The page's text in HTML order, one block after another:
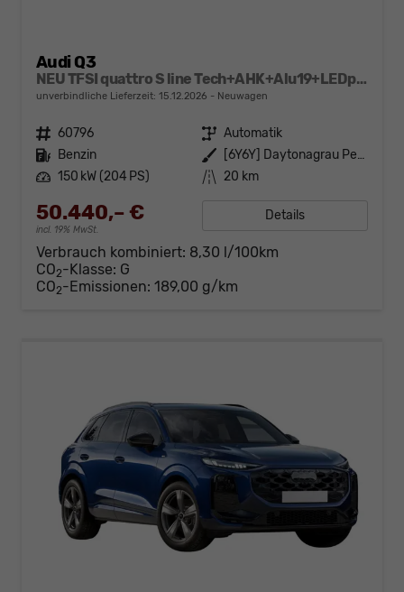
Audi Q3
NEU TFSI quattro S line Tech+AHK+Alu19+LEDplus+KlimaPlus+ExtSchwarz
unverbindliche Lieferzeit: 15.12.2026 Neuwagen
Fahrzeugnr. 60796 Getriebe Automatik
Kraftstoff Benzin Außenfarbe
[6Y6Y] Daytonagrau Perleffekt
Leistung 150 kW (204 PS) Kilometerstand 20 km
50.440,– €
incl. 19% MwSt.
Details
Verbrauch kombiniert: 8,30 l/100km
CO2-Klasse: G
CO2-Emissionen: 189,00 g/km